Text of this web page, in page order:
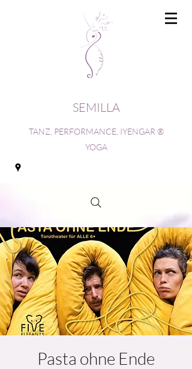
SEMILLA
TANZ, PERFORMANCE, IYENGAR ®
YOGA
Pasta ohne Ende